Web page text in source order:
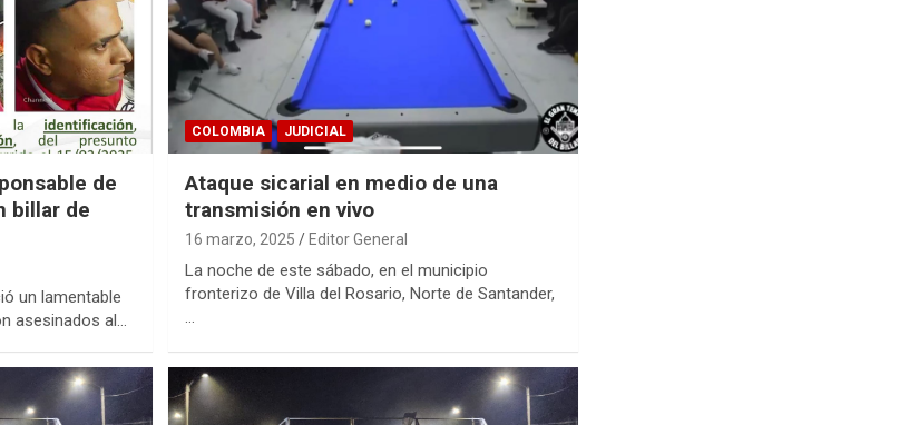
de
billar de
un lamentable
asesinados al…
COLOMBIA JUDICIAL
Ataque sicarial en medio de una
transmisión en vivo
16 marzo, 2025 Editor General
La noche de este sábado, en el municipio
fronterizo de Villa del Rosario, Norte de Santander,
…